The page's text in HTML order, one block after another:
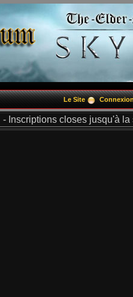
Le Site Connexion
- Inscriptions closes jusqu'à